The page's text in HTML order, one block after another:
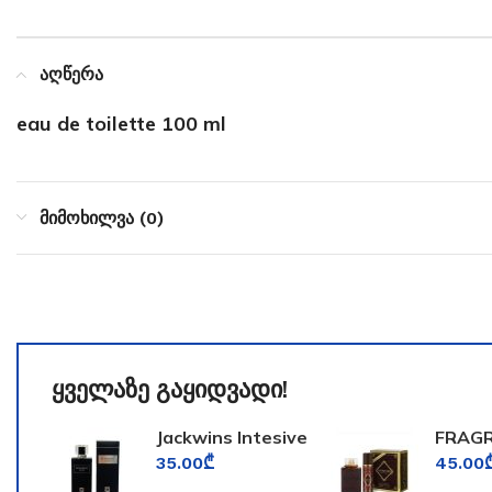
აღწერა
eau de toilette 100 ml
მიმოხილვა (0)
ყველაზე გაყიდვადი!
Jackwins Intesive
for Men
35.00₾ 45.00